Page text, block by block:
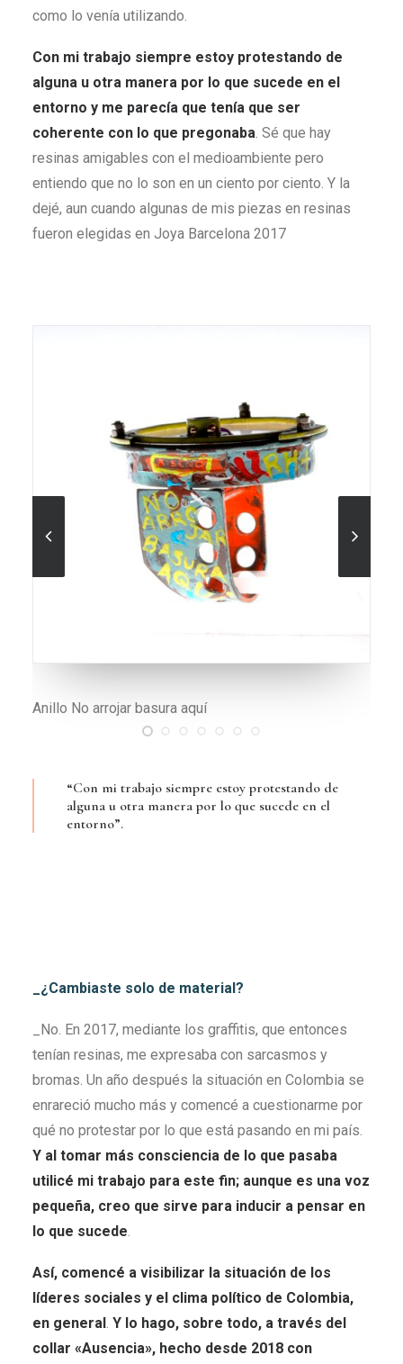
como lo venía utilizando.
Con mi trabajo siempre estoy protestando de
alguna u otra manera por lo que sucede en el
entorno y me parecía que tenía que ser
coherente con lo que pregonaba. Sé que hay
resinas amigables con el medioambiente pero
entiendo que no lo son en un ciento por ciento. Y la
dejé, aun cuando algunas de mis piezas en resinas
fueron elegidas en Joya Barcelona 2017
Graffitis hechos con resinas
“Con mi trabajo siempre estoy protestando de
alguna u otra manera por lo que sucede en el
entorno”.
_¿Cambiaste solo de material?
_No. En 2017, mediante los graffitis, que entonces
tenían resinas, me expresaba con sarcasmos y
bromas. Un año después la situación en Colombia se
enrareció mucho más y comencé a cuestionarme por
qué no protestar por lo que está pasando en mi país.
Y al tomar más consciencia de lo que pasaba
utilicé mi trabajo para este fin; aunque es una voz
pequeña, creo que sirve para inducir a pensar en
lo que sucede.
Así, comencé a visibilizar la situación de los
líderes sociales y el clima político de Colombia,
en general. Y lo hago, sobre todo, a través del
collar «Ausencia», hecho desde 2018 con